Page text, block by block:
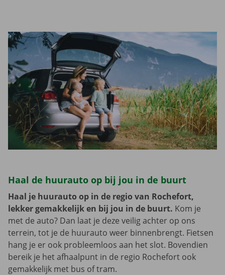
Haal de huurauto op bij jou in de buurt
Haal je huurauto op in de regio van Rochefort,
lekker gemakkelijk en bij jou in de buurt. Kom je
met de auto? Dan laat je deze veilig achter op ons
terrein, tot je de huurauto weer binnenbrengt. Fietsen
hang je er ook probleemloos aan het slot. Bovendien
bereik je het afhaalpunt in de regio Rochefort ook
gemakkelijk met bus of tram.